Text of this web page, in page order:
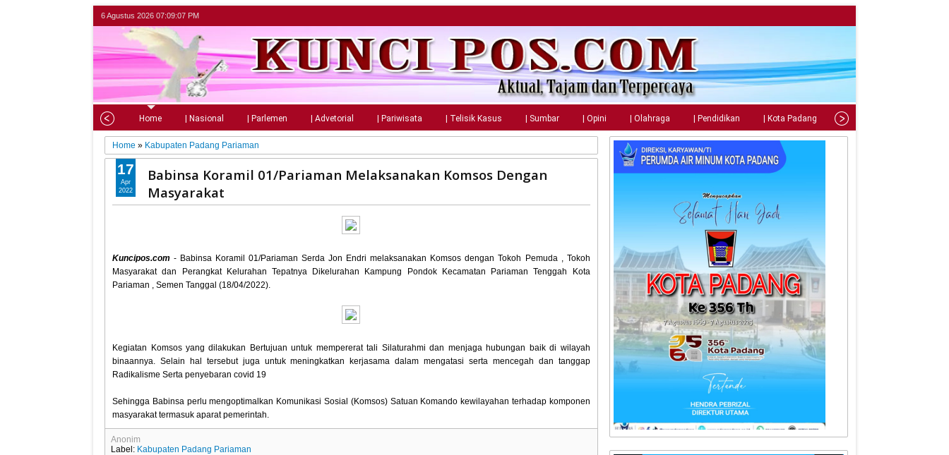
6 Agustus 2026 07:09:09 PM
Home | Nasional | Parlemen | Advetorial | Pariwisata | Telisik Kasus | Sumbar | Opini | Olahraga | Pendidikan | Kota Padang | Tips
Home » Kabupaten Padang Pariaman
Babinsa Koramil 01/Pariaman Melaksanakan Komsos Dengan
Masyarakat
Kuncipos.com - Babinsa Koramil 01/Pariaman Serda Jon Endri melaksanakan Komsos dengan Tokoh Pemuda , Tokoh
Masyarakat dan Perangkat Kelurahan Tepatnya Dikelurahan Kampung Pondok Kecamatan Pariaman Tenggah Kota
Pariaman , Semen Tanggal (18/04/2022).
Kegiatan Komsos yang dilakukan Bertujuan untuk mempererat tali Silaturahmi dan menjaga hubungan baik di wilayah
binaannya. Selain hal tersebut juga untuk meningkatkan kerjasama dalam mengatasi serta mencegah dan tanggap
Radikalisme Serta penyebaran covid 19
Sehingga Babinsa perlu mengoptimalkan Komunikasi Sosial (Komsos) Satuan Komando kewilayahan terhadap komponen
masyarakat termasuk aparat pemerintah.
17
Apr
2022
Anonim
Label: Kabupaten Padang Pariaman